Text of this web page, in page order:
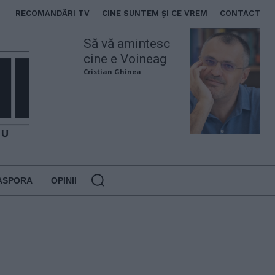
RECOMANDĂRI TV CINE SUNTEM ȘI CE VREM CONTACT
Să vă amintesc
cine e Voineag
Cristian Ghinea
OPINII